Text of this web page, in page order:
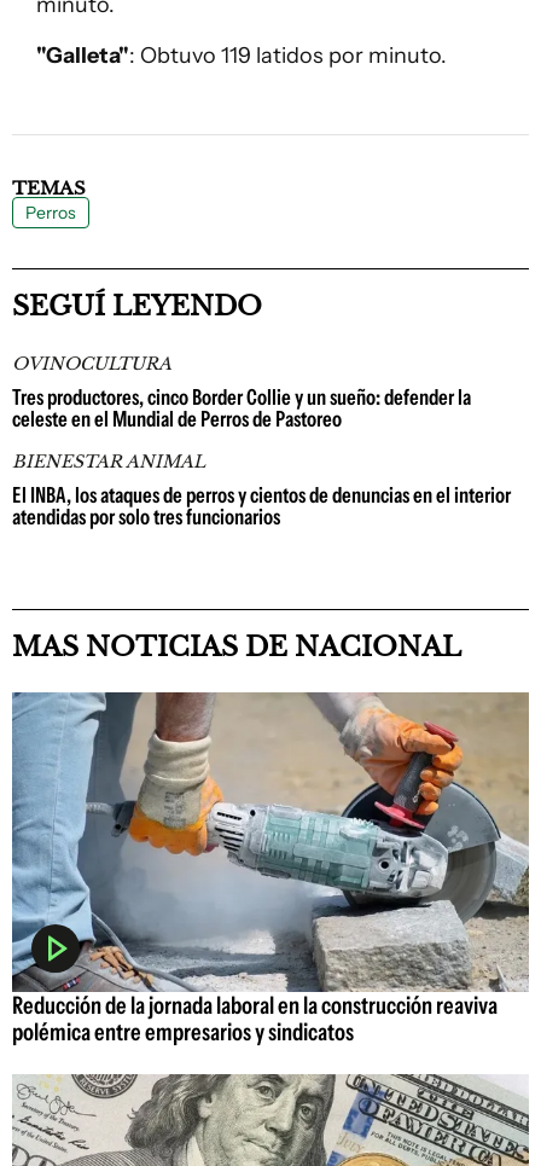
"Galleta": Obtuvo 119 latidos por minuto.
TEMAS
Perros
SEGUÍ LEYENDO
OVINOCULTURA
Tres productores, cinco Border Collie y un sueño: defender la
celeste en el Mundial de Perros de Pastoreo
BIENESTAR ANIMAL
El INBA, los ataques de perros y cientos de denuncias en el interior
atendidas por solo tres funcionarios
MAS NOTICIAS DE NACIONAL
Reducción de la jornada laboral en la construcción reaviva
polémica entre empresarios y sindicatos